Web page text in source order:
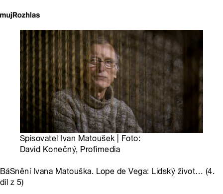
Spisovatel Ivan Matoušek | Foto:
David Konečný, Profimedia
BáSnění Ivana Matouška. Lope de Vega: Lidský život… (4.
díl z 5)